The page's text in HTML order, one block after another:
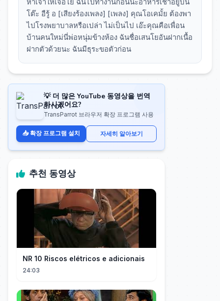
โต๊ะ อืรู้ อ [เสียงร้องเพลง] [เพลง] คุณโอเคมั้ย ต้องพา
ไปโรงพยาบาลหรือเปล่า ไม่เป็นไป เอ๊ะคุณคือเพื่อน
บ้านคนใหม่นี่พ่อหนุ่มข้างห้อง ฉันชื่อเสนโยอันฝากเนื้อ
ฝากตัวด้วยนะ ฉันมีธุระขอตัวก่อน
💡 더 많은 YouTube 동영상을 번역
하시겠어요?
TransParrot 브라우저 확장 프로그램 사용
📥 확장 프로그램 설치 자세히 알아보기
추천 동영상
NR 10 Riscos elétricos e adicionais
24:03